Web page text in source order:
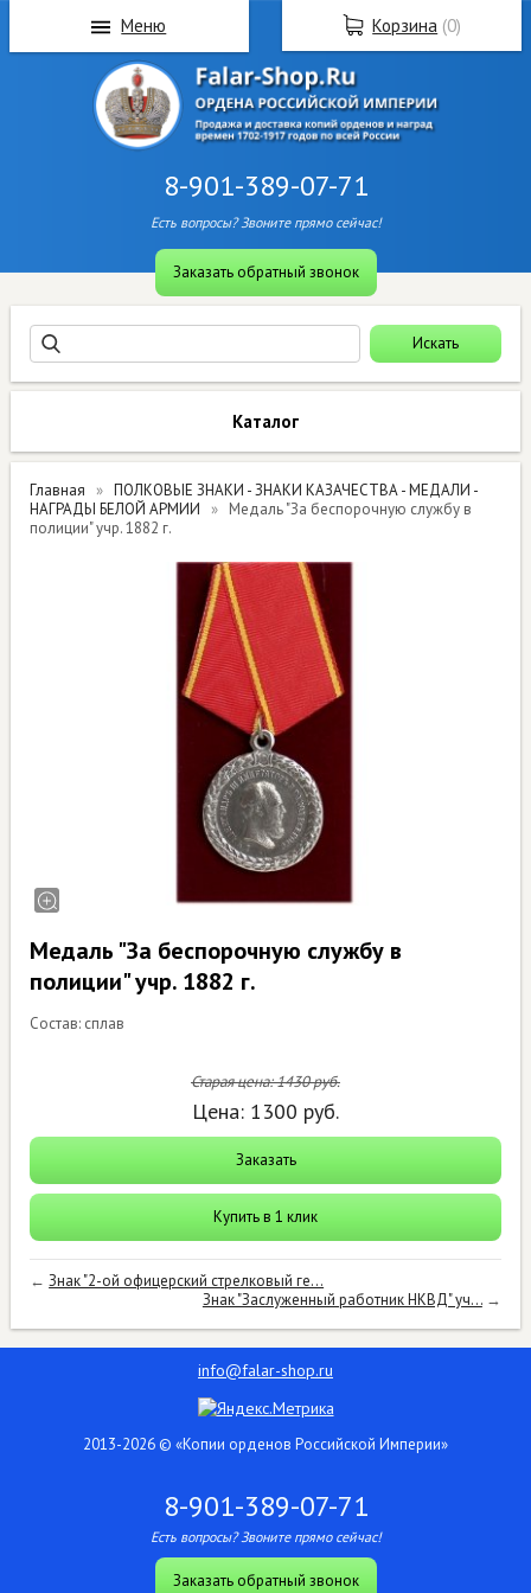
8-901-389-07-71
Есть вопросы? Звоните прямо сейчас!
Заказать обратный звонок
Каталог
Главная
ПОЛКОВЫЕ ЗНАКИ - ЗНАКИ КАЗАЧЕСТВА - МЕДАЛИ -
НАГРАДЫ БЕЛОЙ АРМИИ
Медаль "За беспорочную службу в
полиции" учр. 1882 г.
Медаль "За беспорочную службу в
полиции" учр. 1882 г.
Состав: сплав
Старая цена:1430руб.
Цена: 1300 руб.
Заказать
Купить в 1 клик
←Знак "2-ой офицерский стрелковый ге...
Знак "Заслуженный работник НКВД" уч...→
info@falar-shop.ru
2013-2026 © «Копии орденов Российской Империи»
8-901-389-07-71
Есть вопросы? Звоните прямо сейчас!
Заказать обратный звонок
Корзина (0)
Меню